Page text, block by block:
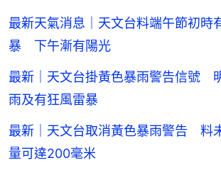
最新天氣消息｜天文台料端午節初時
暴 下午漸有陽光
最新｜天文台掛黃色暴雨警告信號
雨及有狂風雷暴
最新｜天文台取消黃色暴雨警告 料
量可達200毫米